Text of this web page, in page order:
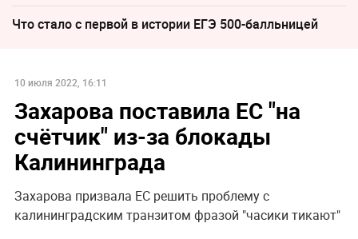
Что стало с первой в истории ЕГЭ 500-балльницей
10 июля 2022, 16:11
Захарова поставила ЕС "на
счётчик" из-за блокады
Калининграда
Захарова призвала ЕС решить проблему с
калининградским транзитом фразой "часики тикают"